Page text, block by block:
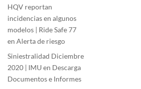
HQV reportan
incidencias en algunos
modelos | Ride Safe 77
enAlerta de riesgo
Siniestralidad Diciembre
2020 | IMU en Descarga
Documentos e Informes